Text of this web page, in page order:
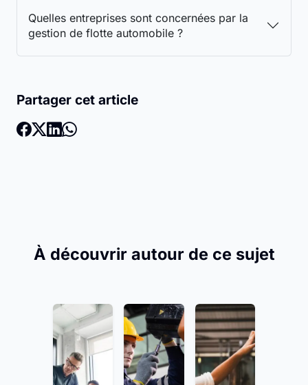
Quelles entreprises sont concernées par la
gestion de flotte automobile ?
Partager cet article
À découvrir autour de ce sujet